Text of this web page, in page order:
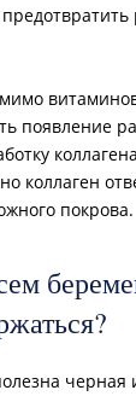
появление
коллаген
покрова.
черная